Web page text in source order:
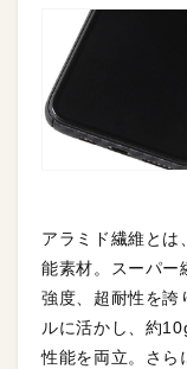
アラミド繊維とは
能素材。スーパー
強度、超耐性を誇
ルに活かし、約
性能を両立。さら